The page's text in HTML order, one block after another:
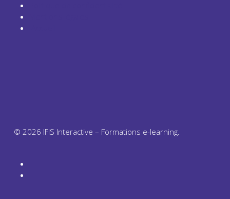
© 2026 IFIS Interactive – Formations e-learning.